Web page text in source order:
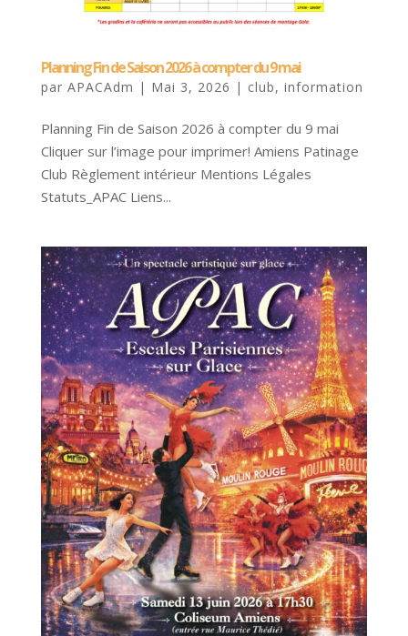
Planning Fin de Saison 2026 à compter du 9 mai
par APACAdm | Mai 3, 2026 | club, information
Planning Fin de Saison 2026 à compter du 9 mai
Cliquer sur l’image pour imprimer! Amiens Patinage
Club Règlement intérieur Mentions Légales
Statuts_APAC Liens...